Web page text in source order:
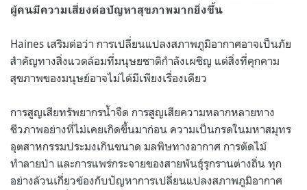
ผู้คนมีความเสี่ยงต่อปัญหาสุขภาพมากยิ่งขึ้น
Haines เสริมต่อว่า การเปลี่ยนแปลงสภาพภูมิอากาศอาจเป็นภัย
สำคัญทางสิ่งแวดล้อมที่มนุษยชาติกำลังเผชิญ แต่สิ่งที่คุกคาม
สุขภาพของมนุษย์อาจไม่ได้มีเพียงเรื่องเดียว
การสูญเสียทรัพยากรน้ำจืด การสูญเสียความหลากหลายทาง
ชีวภาพอย่างที่ไม่เคยเกิดขึ้นมาก่อน ความเป็นกรดในมหาสมุทร
อุตสาหกรรมประมงเกินขนาด มลพิษทางอากาศ การตัดไม้
ทำลายป่า และการแพร่กระจายของสายพันธุ์รุกรานต่างถิ่น ทุก
อย่างล้วนเกี่ยวข้องกับปัญหาการเปลี่ยนแปลงสภาพภูมิอากาศ